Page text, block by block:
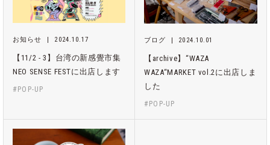
お知らせ 2024.10.17
【11/2 - 3】台湾の新感覺市集
NEO SENSE FESTに出店します
#POP-UP
ブログ 2024.10.01
【archive】“WAZA
WAZA“MARKET vol.2に出店しま
した
#POP-UP